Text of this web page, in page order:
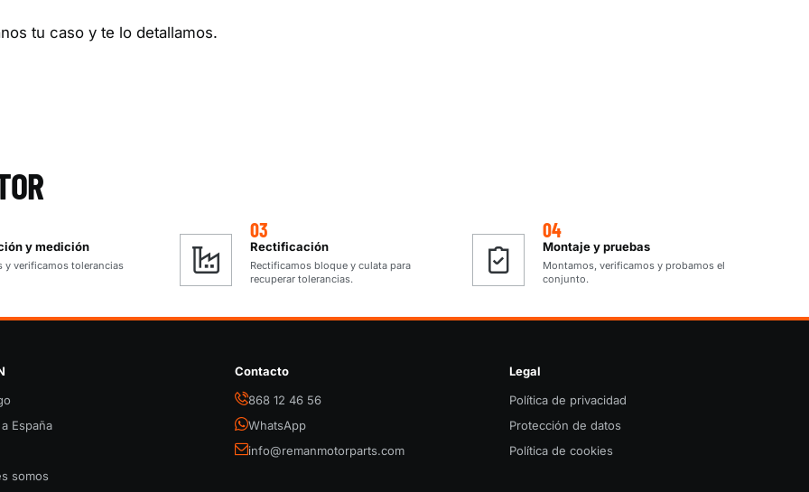
tu caso y te lo detallamos.
y medición
y verificamos tolerancias
03
Rectificación
Rectificamos bloque y culata para
recuperar tolerancias.
04
Montaje y pruebas
Montamos, verificamos y probamos el
conjunto.
España
somos
Contacto
868 12 46 56
WhatsApp
info@remanmotorparts.com
Legal
Política de privacidad
Protección de datos
Política de cookies